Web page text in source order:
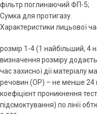
фільтр поглинаючий ФП-5;
Сумка для протигазу.
Характеристики лицьової
розмір 1-4 (1 найбільший, 4
визначення розміру
час захисної дії матеріалу
речовин (ОР) – не менше 24
коефіцієнт проникнення
підсмоктування) по лінії